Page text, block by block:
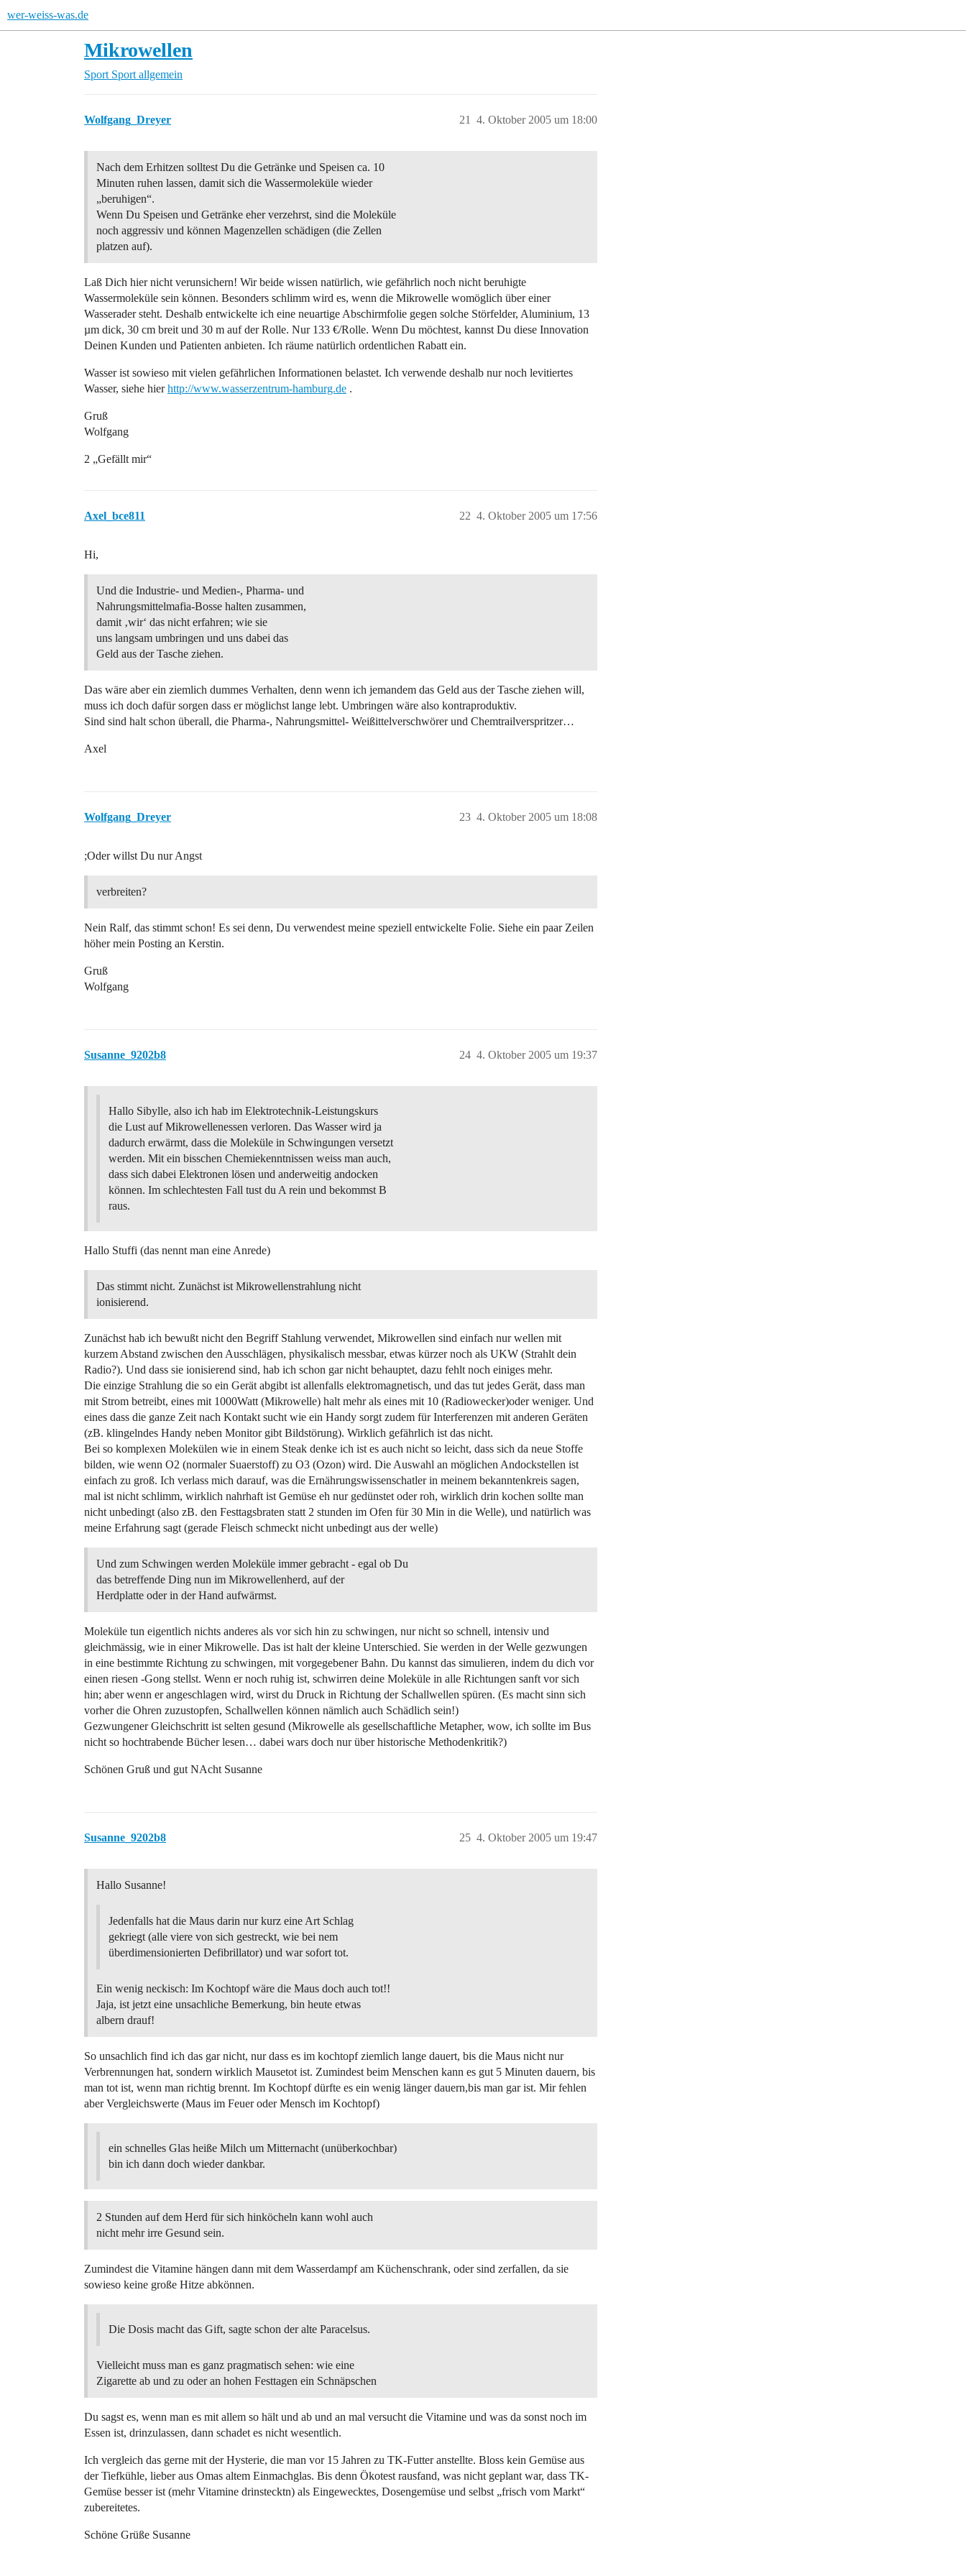
wer-weiss-was.de
Mikrowellen
Sport Sport allgemein
Wolfgang_Dreyer 4. Oktober 2005 um 18:00
21
Nach dem Erhitzen solltest Du die Getränke und Speisen ca. 10
Minuten ruhen lassen, damit sich die Wassermoleküle wieder
„beruhigen“.
Wenn Du Speisen und Getränke eher verzehrst, sind die Moleküle
noch aggressiv und können Magenzellen schädigen (die Zellen
platzen auf).
Laß Dich hier nicht verunsichern! Wir beide wissen natürlich, wie gefährlich noch nicht beruhigte
Wassermoleküle sein können. Besonders schlimm wird es, wenn die Mikrowelle womöglich über einer
Wasserader steht. Deshalb entwickelte ich eine neuartige Abschirmfolie gegen solche Störfelder, Aluminium, 13
µm dick, 30 cm breit und 30 m auf der Rolle. Nur 133 €/Rolle. Wenn Du möchtest, kannst Du diese Innovation
Deinen Kunden und Patienten anbieten. Ich räume natürlich ordentlichen Rabatt ein.
Wasser ist sowieso mit vielen gefährlichen Informationen belastet. Ich verwende deshalb nur noch levitiertes
Wasser, siehe hierhttp://www.wasserzentrum-hamburg.de .
Gruß
Wolfgang
2 „Gefällt mir“
Axel_bce811 4. Oktober 2005 um 17:56
22
Hi,
Und die Industrie- und Medien-, Pharma- und
Nahrungsmittelmafia-Bosse halten zusammen,
damit ‚wir‘ das nicht erfahren; wie sie
uns langsam umbringen und uns dabei das
Geld aus der Tasche ziehen.
Das wäre aber ein ziemlich dummes Verhalten, denn wenn ich jemandem das Geld aus der Tasche ziehen will,
muss ich doch dafür sorgen dass er möglichst lange lebt. Umbringen wäre also kontraproduktiv.
Sind sind halt schon überall, die Pharma-, Nahrungsmittel- Weißittelverschwörer und Chemtrailverspritzer…
Axel
Wolfgang_Dreyer 4. Oktober 2005 um 18:08
23
;Oder willst Du nur Angst
verbreiten?
Nein Ralf, das stimmt schon! Es sei denn, Du verwendest meine speziell entwickelte Folie. Siehe ein paar Zeilen
höher mein Posting an Kerstin.
Gruß
Wolfgang
Susanne_9202b8 4. Oktober 2005 um 19:37
24
Hallo Sibylle, also ich hab im Elektrotechnik-Leistungskurs
die Lust auf Mikrowellenessen verloren. Das Wasser wird ja
dadurch erwärmt, dass die Moleküle in Schwingungen versetzt
werden. Mit ein bisschen Chemiekenntnissen weiss man auch,
dass sich dabei Elektronen lösen und anderweitig andocken
können. Im schlechtesten Fall tust du A rein und bekommst B
raus.
Hallo Stuffi (das nennt man eine Anrede)
Das stimmt nicht. Zunächst ist Mikrowellenstrahlung nicht
ionisierend.
Zunächst hab ich bewußt nicht den Begriff Stahlung verwendet, Mikrowellen sind einfach nur wellen mit
kurzem Abstand zwischen den Ausschlägen, physikalisch messbar, etwas kürzer noch als UKW (Strahlt dein
Radio?). Und dass sie ionisierend sind, hab ich schon gar nicht behauptet, dazu fehlt noch einiges mehr.
Die einzige Strahlung die so ein Gerät abgibt ist allenfalls elektromagnetisch, und das tut jedes Gerät, dass man
mit Strom betreibt, eines mit 1000Watt (Mikrowelle) halt mehr als eines mit 10 (Radiowecker)oder weniger. Und
eines dass die ganze Zeit nach Kontakt sucht wie ein Handy sorgt zudem für Interferenzen mit anderen Geräten
(zB. klingelndes Handy neben Monitor gibt Bildstörung). Wirklich gefährlich ist das nicht.
Bei so komplexen Molekülen wie in einem Steak denke ich ist es auch nicht so leicht, dass sich da neue Stoffe
bilden, wie wenn O2 (normaler Suaerstoff) zu O3 (Ozon) wird. Die Auswahl an möglichen Andockstellen ist
einfach zu groß. Ich verlass mich darauf, was die Ernährungswissenschatler in meinem bekanntenkreis sagen,
mal ist nicht schlimm, wirklich nahrhaft ist Gemüse eh nur gedünstet oder roh, wirklich drin kochen sollte man
nicht unbedingt (also zB. den Festtagsbraten statt 2 stunden im Ofen für 30 Min in die Welle), und natürlich was
meine Erfahrung sagt (gerade Fleisch schmeckt nicht unbedingt aus der welle)
Und zum Schwingen werden Moleküle immer gebracht - egal ob Du
das betreffende Ding nun im Mikrowellenherd, auf der
Herdplatte oder in der Hand aufwärmst.
Moleküle tun eigentlich nichts anderes als vor sich hin zu schwingen, nur nicht so schnell, intensiv und
gleichmässig, wie in einer Mikrowelle. Das ist halt der kleine Unterschied. Sie werden in der Welle gezwungen
in eine bestimmte Richtung zu schwingen, mit vorgegebener Bahn. Du kannst das simulieren, indem du dich vor
einen riesen -Gong stellst. Wenn er noch ruhig ist, schwirren deine Moleküle in alle Richtungen sanft vor sich
hin; aber wenn er angeschlagen wird, wirst du Druck in Richtung der Schallwellen spüren. (Es macht sinn sich
vorher die Ohren zuzustopfen, Schallwellen können nämlich auch Schädlich sein!)
Gezwungener Gleichschritt ist selten gesund (Mikrowelle als gesellschaftliche Metapher, wow, ich sollte im Bus
nicht so hochtrabende Bücher lesen… dabei wars doch nur über historische Methodenkritik?)
Schönen Gruß und gut NAcht Susanne
Susanne_9202b8 4. Oktober 2005 um 19:47
25
Hallo Susanne!
Jedenfalls hat die Maus darin nur kurz eine Art Schlag
gekriegt (alle viere von sich gestreckt, wie bei nem
überdimensionierten Defibrillator) und war sofort tot.
Ein wenig neckisch: Im Kochtopf wäre die Maus doch auch tot!!
Jaja, ist jetzt eine unsachliche Bemerkung, bin heute etwas
albern drauf!
So unsachlich find ich das gar nicht, nur dass es im kochtopf ziemlich lange dauert, bis die Maus nicht nur
Verbrennungen hat, sondern wirklich Mausetot ist. Zumindest beim Menschen kann es gut 5 Minuten dauern, bis
man tot ist, wenn man richtig brennt. Im Kochtopf dürfte es ein wenig länger dauern,bis man gar ist. Mir fehlen
aber Vergleichswerte (Maus im Feuer oder Mensch im Kochtopf)
ein schnelles Glas heiße Milch um Mitternacht (unüberkochbar)
bin ich dann doch wieder dankbar.
2 Stunden auf dem Herd für sich hinköcheln kann wohl auch
nicht mehr irre Gesund sein.
Zumindest die Vitamine hängen dann mit dem Wasserdampf am Küchenschrank, oder sind zerfallen, da sie
sowieso keine große Hitze abkönnen.
Die Dosis macht das Gift, sagte schon der alte Paracelsus.
Vielleicht muss man es ganz pragmatisch sehen: wie eine
Zigarette ab und zu oder an hohen Festtagen ein Schnäpschen
Du sagst es, wenn man es mit allem so hält und ab und an mal versucht die Vitamine und was da sonst noch im
Essen ist, drinzulassen, dann schadet es nicht wesentlich.
Ich vergleich das gerne mit der Hysterie, die man vor 15 Jahren zu TK-Futter anstellte. Bloss kein Gemüse aus
der Tiefkühle, lieber aus Omas altem Einmachglas. Bis denn Ökotest rausfand, was nicht geplant war, dass TK-
Gemüse besser ist (mehr Vitamine drinstecktn) als Eingewecktes, Dosengemüse und selbst „frisch vom Markt“
zubereitetes.
Schöne Grüße Susanne